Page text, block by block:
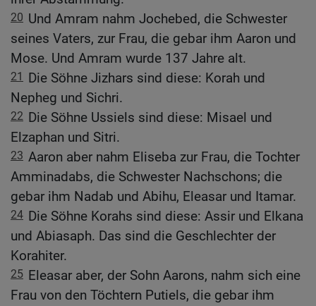
20 Und Amram nahm Jochebed, die Schwester
seines Vaters, zur Frau, die gebar ihm Aaron und
Mose. Und Amram wurde 137 Jahre alt.
21
Die Söhne Jizhars sind diese: Korah und
Nepheg und Sichri.
22 Die Söhne Ussiels sind diese: Misael und
Elzaphan und Sitri.
23 Aaron aber nahm Eliseba zur Frau, die Tochter
Amminadabs, die Schwester Nachschons; die
gebar ihm Nadab und Abihu, Eleasar und Itamar.
24 Die Söhne Korahs sind diese: Assir und Elkana
und Abiasaph. Das sind die Geschlechter der
Korahiter.
25 Eleasar aber, der Sohn Aarons, nahm sich eine
Frau von den Töchtern Putiels, die gebar ihm